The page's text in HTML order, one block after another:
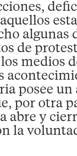
algunas
de
medios
posee un
por otra
abre y
la